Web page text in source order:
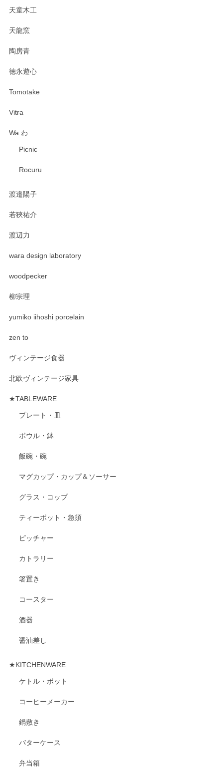
天童木工
天龍窯
陶房青
徳永遊心
Tomotake
Vitra
Wa わ
Picnic
Rocuru
渡邉陽子
若狹祐介
渡辺力
wara design laboratory
woodpecker
柳宗理
yumiko iihoshi porcelain
zen to
ヴィンテージ食器
北欧ヴィンテージ家具
★TABLEWARE
プレート・皿
ボウル・鉢
飯碗・碗
マグカップ・カップ＆ソーサー
グラス・コップ
ティーポット・急須
ピッチャー
カトラリー
箸置き
コースター
酒器
醤油差し
★KITCHENWARE
ケトル・ポット
コーヒーメーカー
鍋敷き
バターケース
弁当箱